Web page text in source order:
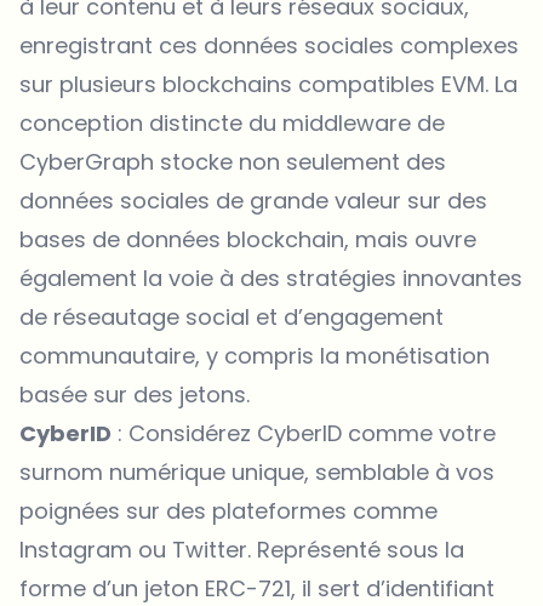
à leur contenu et à leurs réseaux sociaux,
enregistrant ces données sociales complexes
sur plusieurs blockchains compatibles EVM. La
conception distincte du middleware de
CyberGraph stocke non seulement des
données sociales de grande valeur sur des
bases de données blockchain, mais ouvre
également la voie à des stratégies innovantes
de réseautage social et d’engagement
communautaire, y compris la monétisation
basée sur des jetons.
CyberID : Considérez CyberID comme votre
surnom numérique unique, semblable à vos
poignées sur des plateformes comme
Instagram ou Twitter. Représenté sous la
forme d’un jeton ERC-721, il sert d’identifiant